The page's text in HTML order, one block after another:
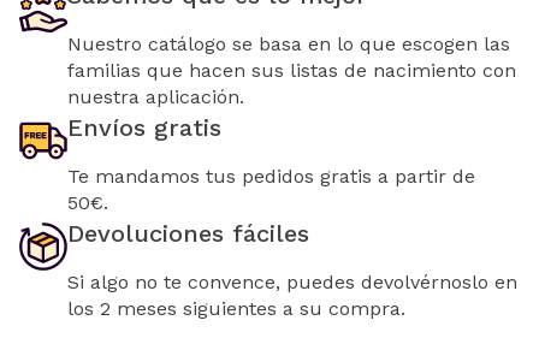
Nuestro catálogo se basa en lo que escogen las
familias que hacen sus listas de nacimiento con
nuestra aplicación.
Envíos gratis
Te mandamos tus pedidos gratis a partir de
50€.
Devoluciones fáciles
Si algo no te convence, puedes devolvérnoslo en
los 2 meses siguientes a su compra.